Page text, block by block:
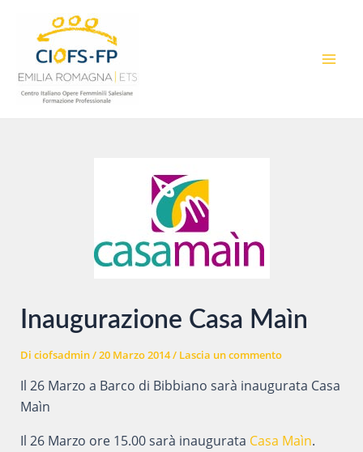
contenuto
Inaugurazione Casa Maìn
Di ciofsadmin/20 Marzo 2014/ Lascia un commento
Il 26 Marzo a Barco di Bibbiano sarà inaugurata Casa
Maìn
Il 26 Marzo ore 15.00 sarà inaugurata Casa Maìn.